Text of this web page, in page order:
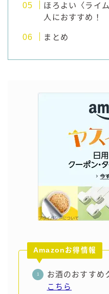
楽天
コラム
お問い合わせ
ほろよい〈ライ
人におすすめ！
まとめ
Amazonお得情報
お酒のおすすめ
こちら